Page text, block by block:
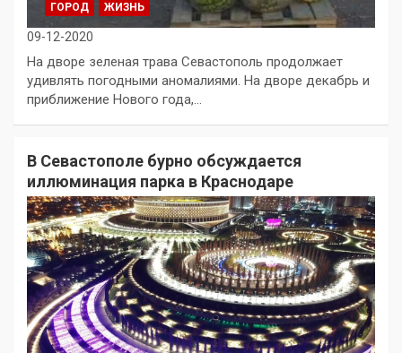
ГОРОД ЖИЗНЬ
09-12-2020
На дворе зеленая трава Севастополь продолжает
удивлять погодными аномалиями. На дворе декабрь и
приближение Нового года,…
В Севастополе бурно обсуждается
иллюминация парка в Краснодаре